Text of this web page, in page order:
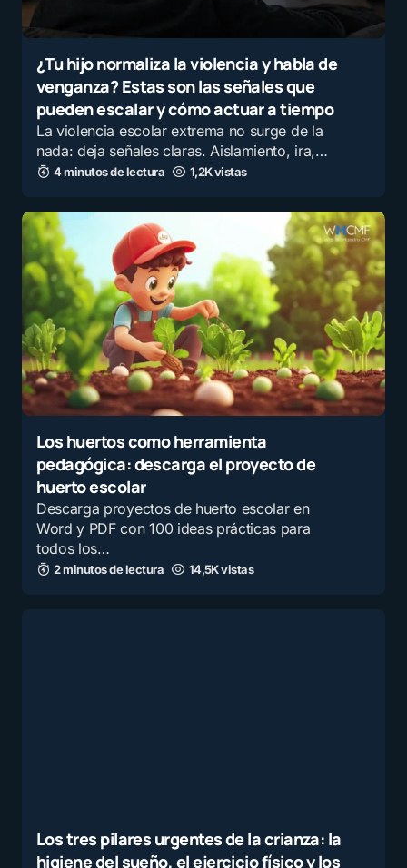
¿Tu hijo normaliza la violencia y habla de
venganza? Estas son las señales que
pueden escalar y cómo actuar a tiempo
La violencia escolar extrema no surge de la
nada: deja señales claras. Aislamiento, ira,…
4 minutos de lectura 1,2K vistas
Los huertos como herramienta
pedagógica: descarga el proyecto de
huerto escolar
Descarga proyectos de huerto escolar en
Word y PDF con 100 ideas prácticas para
todos los…
2 minutos de lectura 14,5K vistas
Los tres pilares urgentes de la crianza: la
higiene del sueño, el ejercicio físico y los